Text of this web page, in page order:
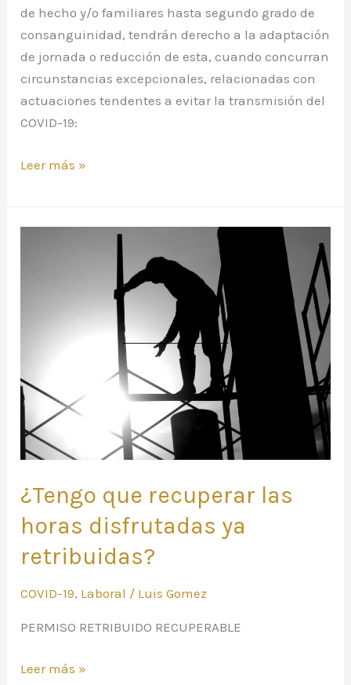
de hecho y/o familiares hasta segundo grado de
consanguinidad, tendrán derecho a la adaptación
de jornada o reducción de esta, cuando concurran
circunstancias excepcionales, relacionadas con
actuaciones tendentes a evitar la transmisión del
COVID-19:
Leer más »
¿Tengo que recuperar las
horas disfrutadas ya
retribuidas?
COVID-19, Laboral / Luis Gomez
PERMISO RETRIBUIDO RECUPERABLE
retribuidas?
Leer más »